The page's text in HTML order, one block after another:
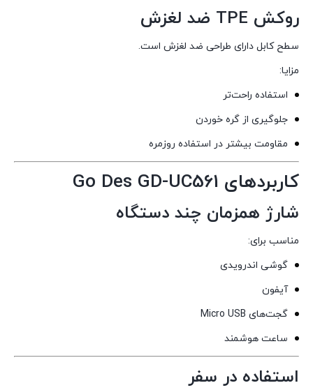
روکش TPE ضد لغزش
سطح کابل دارای طراحی ضد لغزش است.
مزایا:
استفاده راحت‌تر
جلوگیری از گره خوردن
مقاومت بیشتر در استفاده روزمره
کاربردهای Go Des GD-UC561
شارژ همزمان چند دستگاه
مناسب برای:
گوشی اندرویدی
آیفون
گجت‌های Micro USB
ساعت هوشمند
استفاده در سفر